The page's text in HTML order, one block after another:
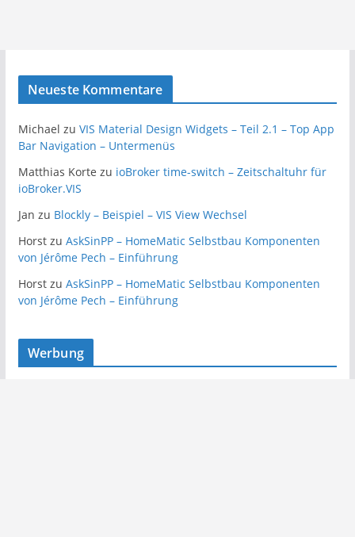
Neueste Kommentare
Michael zu VIS Material Design Widgets – Teil 2.1 – Top App
Bar Navigation – Untermenüs
Matthias Korte zu ioBroker time-switch – Zeitschaltuhr für
ioBroker.VIS
Jan zu Blockly – Beispiel – VIS View Wechsel
Horstzu AskSinPP – HomeMatic Selbstbau Komponenten
von Jérôme Pech – Einführung
Horstzu AskSinPP – HomeMatic Selbstbau Komponenten
von Jérôme Pech – Einführung
Werbung